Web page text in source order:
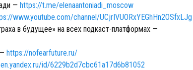
— https://t.me/elenaantoniadi_moscow
www.youtube.com/channel/UCjrIVUORxYEGhHn2OSfxLJg
в будущее» на всех подкаст-платформах —
https://nofearfuture.ru/
id/6229b2d7cbc61a17d6b81052